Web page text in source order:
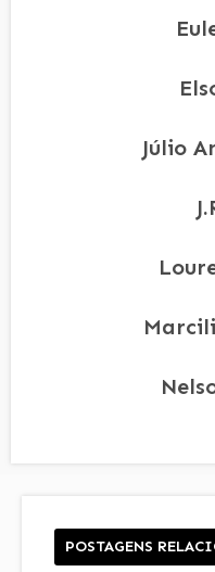
Júlio
POSTAGENS